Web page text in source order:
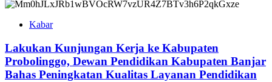
Kabar
Lakukan Kunjungan Kerja ke Kabupaten
Probolinggo, Dewan Pendidikan Kabupaten Banjar
Bahas Peningkatan Kualitas Layanan Pendidikan